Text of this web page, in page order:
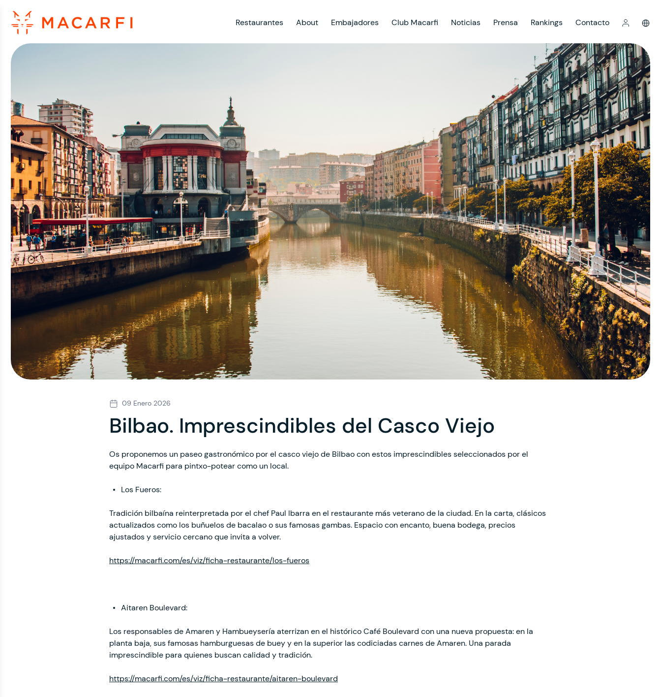
Restaurantes About Embajadores Club Macarfi Noticias Prensa Rankings Contacto
09 Enero 2026
Bilbao. Imprescindibles del Casco Viejo
Os proponemos un paseo gastronómico por el casco viejo de Bilbao con estos imprescindibles seleccionados por el
equipo Macarfi para pintxo-potear como un local.
Los Fueros:
Tradición bilbaína reinterpretada por el chef Paul Ibarra en el restaurante más veterano de la ciudad. En la carta, clásicos
actualizados como los buñuelos de bacalao o sus famosas gambas. Espacio con encanto, buena bodega, precios
ajustados y servicio cercano que invita a volver.
https://macarfi.com/es/viz/ficha-restaurante/los-fueros
Aitaren Boulevard:
Los responsables de Amaren y Hambueysería aterrizan en el histórico Café Boulevard con una nueva propuesta: en la
planta baja, sus famosas hamburguesas de buey y en la superior las codiciadas carnes de Amaren. Una parada
imprescindible para quienes buscan calidad y tradición.
https://macarfi.com/es/viz/ficha-restaurante/aitaren-boulevard